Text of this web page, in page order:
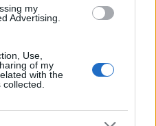
my
Advertising.
Use,
of my
with the
κυκλοφορίας του
ότι έχουν
εκατομμύρια (νέα) iPad
δήλωσε: